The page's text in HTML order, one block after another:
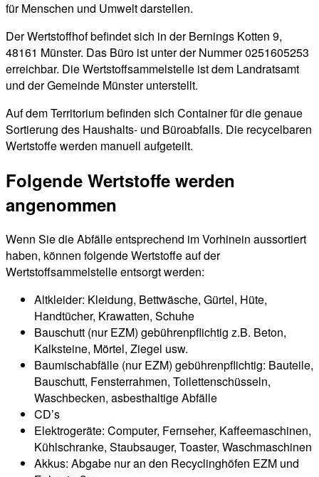
für Menschen und Umwelt darstellen.
Der Wertstoffhof befindet sich in der Bernings Kotten 9,
48161 Münster. Das Büro ist unter der Nummer 0251605253
erreichbar. Die Wertstoffsammelstelle ist dem Landratsamt
und der Gemeinde Münster unterstellt.
Auf dem Territorium befinden sich Container für die genaue
Sortierung des Haushalts- und Büroabfalls. Die recycelbaren
Wertstoffe werden manuell aufgeteilt.
Folgende Wertstoffe werden
angenommen
Wenn Sie die Abfälle entsprechend im Vorhinein aussortiert
haben, können folgende Wertstoffe auf der
Wertstoffsammelstelle entsorgt werden:
Altkleider: Kleidung, Bettwäsche, Gürtel, Hüte,
Handtücher, Krawatten, Schuhe
Bauschutt (nur EZM) gebührenpflichtig z.B. Beton,
Kalksteine, Mörtel, Ziegel usw.
Baumischabfälle (nur EZM) gebührenpflichtig: Bauteile,
Bauschutt, Fensterrahmen, Toilettenschüsseln,
Waschbecken, asbesthaltige Abfälle
CD’s
Elektrogeräte: Computer, Fernseher, Kaffeemaschinen,
Kühlschranke, Staubsauger, Toaster, Waschmaschinen
Akkus: Abgabe nur an den Recyclinghöfen EZM und